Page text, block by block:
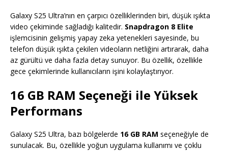
Galaxy S25 Ultra’nın en çarpıcı özelliklerinden biri, düşük ışıkta
video çekiminde sağladığı kalitedir. Snapdragon 8 Elite
işlemcisinin gelişmiş yapay zeka yetenekleri sayesinde, bu
telefon düşük ışıkta çekilen videoların netliğini artırarak, daha
az gürültü ve daha fazla detay sunuyor. Bu özellik, özellikle
gece çekimlerinde kullanıcıların işini kolaylaştırıyor.
16 GB RAM Seçeneği ile Yüksek
Performans
Galaxy S25 Ultra, bazı bölgelerde 16 GB RAM seçeneğiyle de
sunulacak. Bu, özellikle yoğun uygulama kullanımı ve çoklu